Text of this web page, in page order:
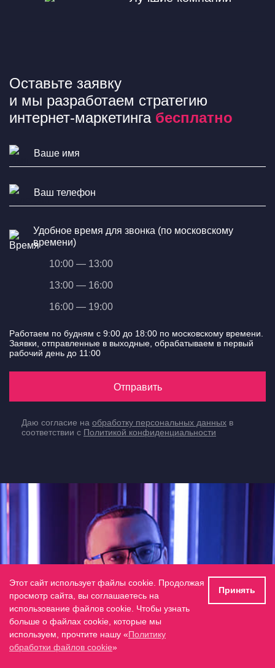
Оставьте заявку
и мы разработаем стратегию
интернет-маркетинга бесплатно
Удобное время для звонка (по московскому
времени)
10:00 — 13:00
13:00 — 16:00
16:00 — 19:00
Работаем по будням с 9:00 до 18:00 по московскому времени.
Заявки, отправленные в выходные, обрабатываем в первый
рабочий день до 11:00
Отправить
Даю согласие на обработку персональных данных в
соответствии с Политикой конфиденциальности
Этот сайт использует файлы cookie. Продолжая
просмотр сайта, вы соглашаетесь на
использование файлов cookie. Чтобы узнать
больше о файлах cookie, которые мы
используем, прочтите нашу «Политику
обработки файлов cookie»
Принять